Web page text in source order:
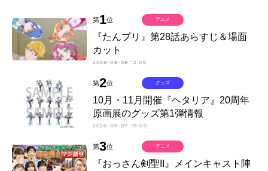
第1位
『たんプリ』第28話あらすじ＆場面
カット
2026-08-08 12:00
アニメ
第2位
10月・11月開催『ヘタリア』20周年
原画展のグッズ第1弾情報
2026-08-07 18:00
グッズ
第3位
『おっさん剣聖II』メインキャスト陣
アニメ